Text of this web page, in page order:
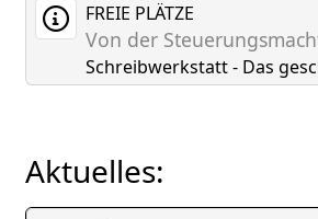
FREIE PLÄTZE
Von der
Schreibwerkstatt - Das
Aktuelles: